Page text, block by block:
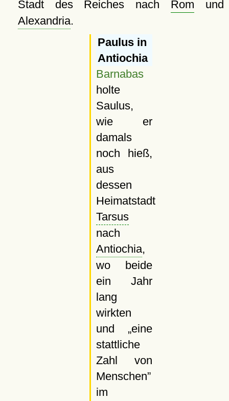
Stadt des Reiches nach Rom und
Alexandria.
Paulus in
Antiochia
Barnabas
holte
Saulus,
wie er
damals
noch hieß,
aus
dessen
Heimatstadt
Tarsus
nach
Antiochia,
wo beide
ein Jahr
lang
wirkten
und
eine
stattliche
Zahl von
Menschen
im